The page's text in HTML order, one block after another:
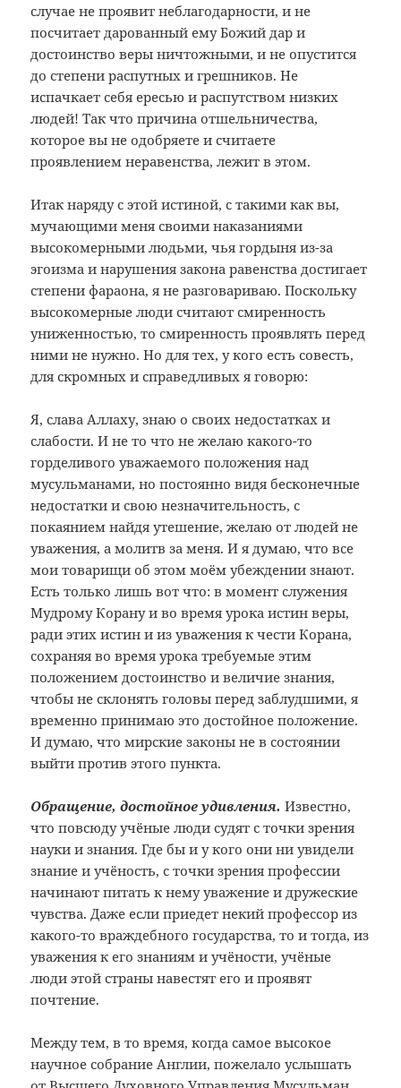
случае не проявит неблагодарности, и не
посчитает дарованный ему Божий дар и
достоинство веры ничтожными, и не опустится
до степени распутных и грешников. Не
испачкает себя ересью и распутством низких
людей! Так что причина отшельничества,
которое вы не одобряете и считаете
проявлением неравенства, лежит в этом.
Итак наряду с этой истиной, с такими как вы,
мучающими меня своими наказаниями
высокомерными людьми, чья гордыня из-за
эгоизма и нарушения закона равенства достигает
степени фараона, я не разговариваю. Поскольку
высокомерные люди считают смиренность
униженностью, то смиренность проявлять перед
ними не нужно. Но для тех, у кого есть совесть,
для скромных и справедливых я говорю:
Я, слава Аллаху, знаю о своих недостатках и
слабости. И не то что не желаю какого-то
горделивого уважаемого положения над
мусульманами, но постоянно видя бесконечные
недостатки и свою незначительность, с
покаянием найдя утешение, желаю от людей не
уважения, а молитв за меня. И я думаю, что все
мои товарищи об этом моём убеждении знают.
Есть только лишь вот что: в момент служения
Мудрому Корану и во время урока истин веры,
ради этих истин и из уважения к чести Корана,
сохраняя во время урока требуемые этим
положением достоинство и величие знания,
чтобы не склонять головы перед заблудшими, я
временно принимаю это достойное положение.
И думаю, что мирские законы не в состоянии
выйти против этого пункта.
Обращение, достойное удивления. Известно,
что повсюду учёные люди судят с точки зрения
науки и знания. Где бы и у кого они ни увидели
знание и учёность, с точки зрения профессии
начинают питать к нему уважение и дружеские
чувства. Даже если приедет некий профессор из
какого-то враждебного государства, то и тогда, из
уважения к его знаниям и учёности, учёные
люди этой страны навестят его и проявят
почтение.
Между тем, в то время, когда самое высокое
научное собрание Англии, пожелало услышать